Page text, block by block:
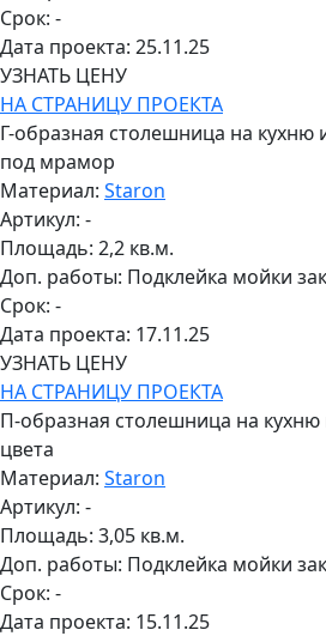
Срок: -
Дата проекта: 25.11.25
УЗНАТЬ ЦЕНУ
НА СТРАНИЦУ ПРОЕКТА
Г-образная столешница на кухню
под мрамор
Материал: Staron
Артикул: -
Площадь: 2,2 кв.м.
Доп. работы: Подклейка мойки
Срок: -
Дата проекта: 17.11.25
УЗНАТЬ ЦЕНУ
НА СТРАНИЦУ ПРОЕКТА
П-образная столешница на кухню
цвета
Материал: Staron
Артикул: -
Площадь: 3,05 кв.м.
Доп. работы: Подклейка мойки
Срок: -
Дата проекта: 15.11.25